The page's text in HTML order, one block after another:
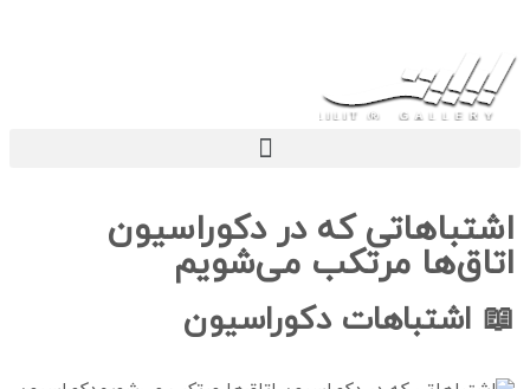
اشتباهاتی که در دکوراسیون
اتاق‌ها مرتکب می‌شویم
📖 اشتباهات دکوراسیون